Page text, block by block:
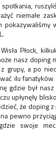
niemałe
Płock,
nasz doping
grupy, a po
ilu
gdzie był
upłynęły
że doping
pewno
swoje